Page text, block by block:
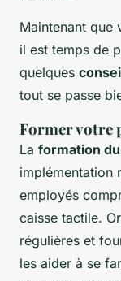
Maintenant que
il est temps de
quelques
tout se passe
Former votre
La formation
implémentation
employés
caisse tactile.
régulières et
les aider à se